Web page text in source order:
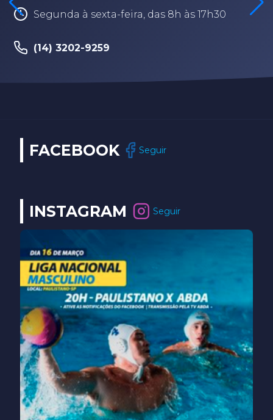
Segunda à sexta-feira, das 8h às 17h30
(14) 3202-9259
FACEBOOK Seguir
INSTAGRAM Seguir